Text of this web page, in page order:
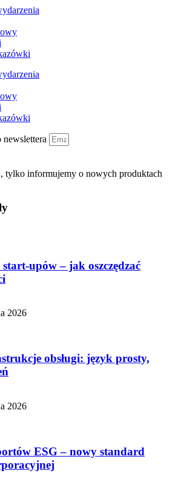
newslettera
tylko informujemy o nowych produktach
upów – jak oszczędzać
2026
obsługi: język prosty,
2026
ESG – nowy standard